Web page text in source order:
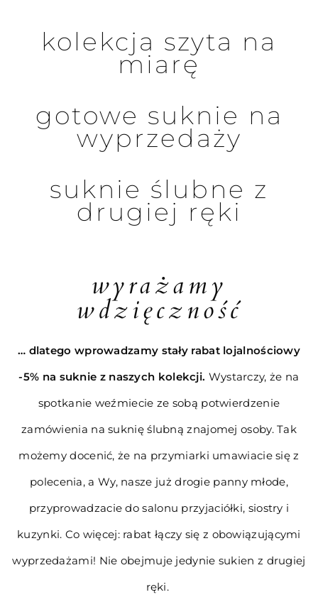
kolekcja szyta na
miarę
gotowe suknie na
wyprzedaży
suknie ślubne z
drugiej ręki
wyrażamy
wdzięczność
… dlatego wprowadzamy stały rabat lojalnościowy
-5% na suknie z naszych kolekcji. Wystarczy, że na
spotkanie weźmiecie ze sobą potwierdzenie
zamówienia na suknię ślubną znajomej osoby.Tak
możemy docenić, że na przymiarki umawiacie się z
polecenia, a Wy, nasze już drogie panny młode,
przyprowadzaciedo salonu przyjaciółki, siostry i
kuzynki. Co więcej: rabat łączy się z obowiązującymi
wyprzedażami! Nie obejmuje jedynie sukien z drugiej
ręki.